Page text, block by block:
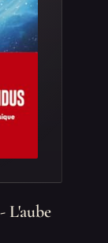
L'aube